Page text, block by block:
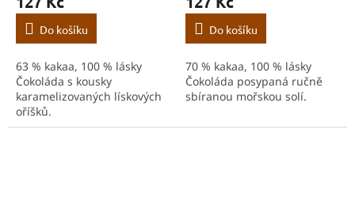
Do košíku
63 % kakaa, 100 % lásky
Čokoláda s kousky
karamelizovaných lískových
oříšků.
Do košíku
70 % kakaa, 100 % lásky
Čokoláda posypaná ručně
sbíranou mořskou solí.